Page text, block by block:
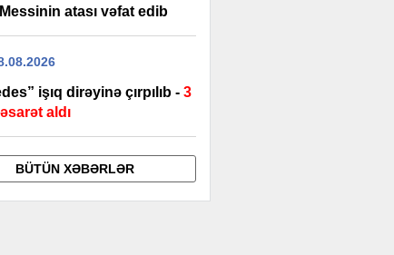
atası vəfat edib
işıq dirəyinə çırpılıb - 3
aldı
BÜTÜN XƏBƏRLƏR